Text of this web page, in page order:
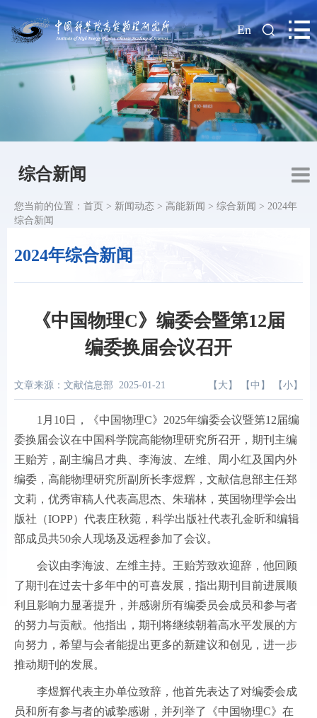
| En
综合新闻
2024年综合新闻
您当前的位置： 首页 > 新闻动态 > 高能新闻 > 综合新闻 > 2024年
综合新闻
《中国物理C》编委会暨第12届
编委换届会议召开
文章来源：文献信息部 2025-01-21 【 大 】 【 中 】 【 小 】
1月10日，《中国物理C》2025年编委会议暨第12届编
委换届会议在中国科学院高能物理研究所召开，期刊主编
王贻芳，副主编吕才典、李海波、左维、周小红及国内外
编委，高能物理研究所副所长李煜辉，文献信息部主任郑
文莉，优秀审稿人代表高思杰、朱瑞林，英国物理学会出
版社（IOPP）代表庄秋菀，科学出版社代表孔金昕和编辑
部成员共50余人现场及远程参加了会议。
会议由李海波、左维主持。王贻芳致欢迎辞，他回顾
了期刊在过去十多年中的可喜发展，指出期刊目前进展顺
利且影响力显著提升，并感谢所有编委员会成员和参与者
的努力与贡献。他指出，期刊将继续朝着高水平发展的方
向努力，希望与会者能提出更多的新建议和创见，进一步
推动期刊的发展。
李煜辉代表主办单位致辞，他首先表达了对编委会成
员和所有参与者的诚挚感谢，并列举了《中国物理C》在